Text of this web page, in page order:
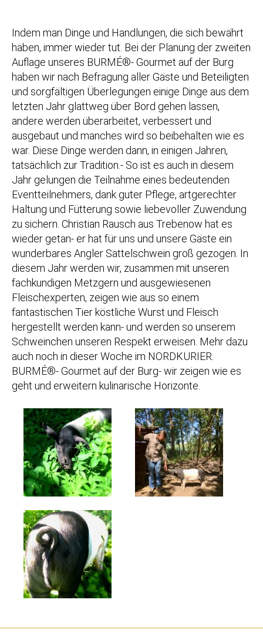
Indem man Dinge und Handlungen, die sich bewährt
haben, immer wieder tut. Bei der Planung der zweiten
Auflage unseres BURMÉ®- Gourmet auf der Burg
haben wir nach Befragung aller Gäste und Beteiligten
und sorgfältigen Überlegungen einige Dinge aus dem
letzten Jahr glattweg über Bord gehen lassen,
andere werden überarbeitet, verbessert und
ausgebaut und manches wird so beibehalten wie es
war. Diese Dinge werden dann, in einigen Jahren,
tatsächlich zur Tradition.- So ist es auch in diesem
Jahr gelungen die Teilnahme eines bedeutenden
Eventteilnehmers, dank guter Pflege, artgerechter
Haltung und Fütterung sowie liebevoller Zuwendung
zu sichern. Christian Rausch aus Trebenow hat es
wieder getan- er hat für uns und unsere Gäste ein
wunderbares Angler Sattelschwein groß gezogen. In
diesem Jahr werden wir, zusammen mit unseren
fachkundigen Metzgern und ausgewiesenen
Fleischexperten, zeigen wie aus so einem
fantastischen Tier köstliche Wurst und Fleisch
hergestellt werden kann- und werden so unserem
Schweinchen unseren Respekt erweisen. Mehr dazu
auch noch in dieser Woche im NORDKURIER.
BURMÉ®- Gourmet auf der Burg- wir zeigen wie es
geht und erweitern kulinarische Horizonte.